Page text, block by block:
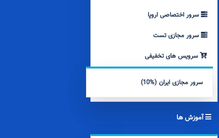
سرور اختصاصی اروپا
سرور مجازی تست
سرویس های تخفیفی
سرور مجازی ایران (%10)
آموزش ها